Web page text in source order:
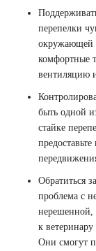
перепелки
окружающей
комфортные
вентиляцию
быть одной
стайке
Обратиться
проблема с
нерешенной,
к
Они смогут